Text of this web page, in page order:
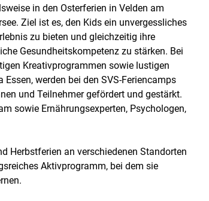
Skip to main content
in den Osterferien in Velden am
Ziel ist es, den Kids ein unvergessliches
zu bieten und gleichzeitig ihre
Gesundheitskompetenz zu stärken. Bei
Kreativprogrammen sowie lustigen
werden bei den SVS-Feriencamps
und Teilnehmer gefördert und gestärkt.
sowie Ernährungsexperten, Psychologen,
Herbstferien an verschiedenen Standorten
Aktivprogramm, bei dem sie